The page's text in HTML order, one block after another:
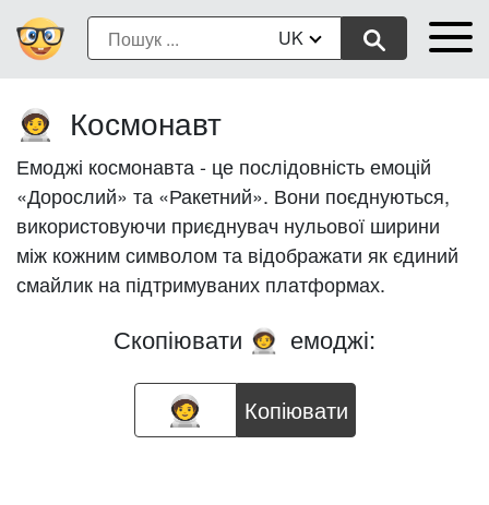
UK
🧑‍🚀 Космонавт
Емоджі космонавта - це послідовність емоцій
«Дорослий» та «Ракетний». Вони поєднуються,
використовуючи приєднувач нульової ширини
між кожним символом та відображати як єдиний
смайлик на підтримуваних платформах.
Скопіювати 🧑‍🚀 емоджі:
Копіювати